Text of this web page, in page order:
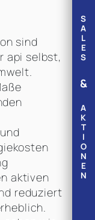
S
A
L
E
S
&
A
K
T
I
O
N
E
N
sind
api selbst,
aktiven
reduziert